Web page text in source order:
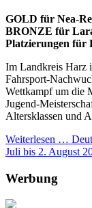
GOLD für Nea-
BRONZE für
Platzierungen für
Im Landkreis Harz
Fahrsport-
Wettkampf um die
Jugend-
Altersklassen und
Weiterlesen …
Juli bis 2. August
Werbung